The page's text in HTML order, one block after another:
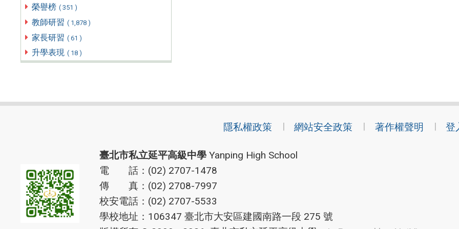
榮譽榜 ( 351 )
教師研習 ( 1,878 )
家長研習 ( 61 )
升學表現 ( 18 )
隱私權政策 網站安全政策 著作權聲明 登
臺北市私立延平高級中學Yanping High School
電 話：(02) 2707-1478
傳 真：(02) 2708-7997
校安電話：(02) 2707-5533
學校地址：106347 臺北市大安區建國南路一段 275 號